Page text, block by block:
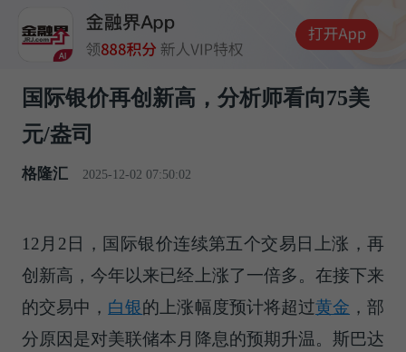
国际银价再创新高，分析师看向75美
元/盎司
格隆汇 2025-12-02 07:50:02
12月2日，国际银价连续第五个交易日上涨，再
创新高，今年以来已经上涨了一倍多。在接下来
的交易中， 白银的上涨幅度预计将超过黄金 ，部
分原因是对美联储本月降息的预期升温。斯巴达